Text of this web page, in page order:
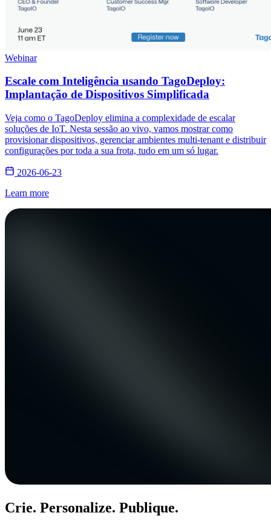
Webinar
Escale com Inteligência usando TagoDeploy:
Implantação de Dispositivos Simplificada
Veja como o TagoDeploy elimina a complexidade de escalar
soluções de IoT. Nesta sessão ao vivo, vamos mostrar como
provisionar dispositivos, gerenciar ambientes multi-tenant e distribuir
configurações por toda a sua frota, tudo em um só lugar.
2026-06-23
Learn more
Crie. Personalize. Publique.